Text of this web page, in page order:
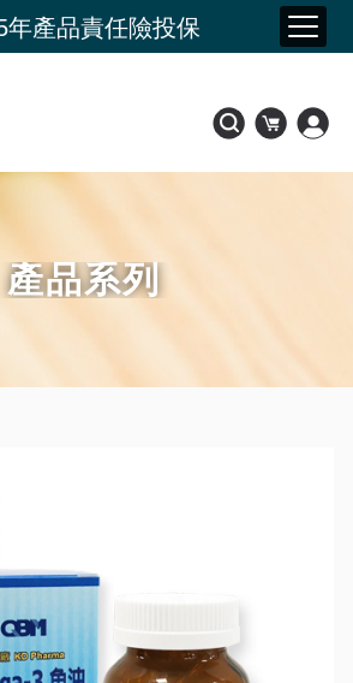
年產品責任險投保
- 潤康原 水光膠原蛋白
產品系列